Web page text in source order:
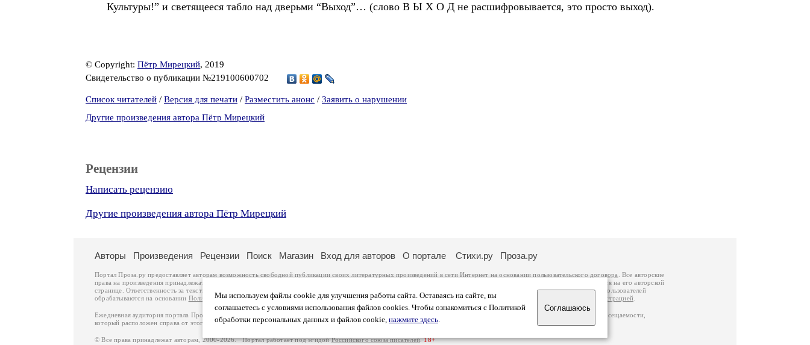
Культуры!” и светящееся табло над дверьми “Выход”… (слово В Ы Х О Д не расшифровывается, это просто выход).
© Copyright: Пётр Мирецкий, 2019
Свидетельство о публикации №219100600702
Список читателей / Версия для печати / Разместить анонс / Заявить о нарушении
Другие произведения автора Пётр Мирецкий
Рецензии
Написать рецензию
Другие произведения автора Пётр Мирецкий
Мы используем файлы cookie для улучшения работы сайта. Оставаясь на сайте, вы
соглашаетесь с условиями использования файлов cookies. Чтобы ознакомиться с Политикой
обработки персональных данных и файлов cookie, нажмите здесь.
Соглашаюсь
Авторы Произведения Рецензии Поиск Магазин Вход для авторов О портале Стихи.ру Проза.ру
Портал Проза.ру предоставляет авторам возможность свободной публикации своих литературных произведений в сети Интернет на основаниипользовательского договора
. Все авторские
права на произведения принадлежат авторам и охраняются
. Перепечатка произведений возможна только с согласия его автора, к которому вы можете обратиться на его авторской
странице. Ответственность за тексты произведений авторы несут самостоятельно на основании
законодательства Российской Федерации. Данные пользователей
обрабатываются на основании Политики обработки персональных данных. Вы также можете посмотреть более подробнуюинформацию о портале связаться с администрацией
Ежедневная аудитория портала Проза.ру – порядка 100 тысяч посетителей, которые в общей сумме просматривают более полумиллиона страниц по данным счетчика посещаемости,
который расположен справа от этого текста. В каждой графе указано по две цифры: количество просмотров и количество посетителей.
© Все права принадлежат авторам, 2000-2026. Портал работает под эгидойРоссийского союза писателей.18+